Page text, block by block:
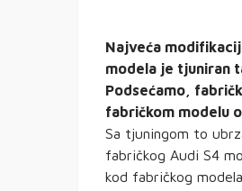
Najveća
modela je tjuniran
Podsećamo,
fabričkom modelu
Sa tjuningom to
fabričkog Audi S4
kod fabričkog